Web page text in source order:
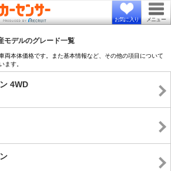
お気に入り メニュー
モデルのグレード一覧
両本体価格です。また基本情報など、その他の項目について
ます。
4WD